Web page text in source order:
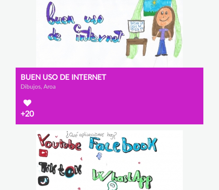
BUEN USO DE INTERNET
Dibujos, Aroa
+20